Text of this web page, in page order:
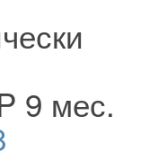
9 мес.